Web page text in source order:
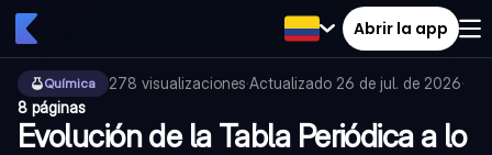
Abrir la app
Química 278 visualizaciones·Actualizado 26 de jul. de 2026·
8 páginas
Evolución de la Tabla Periódica a lo